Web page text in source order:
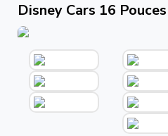
Disney Cars 16 Pouces